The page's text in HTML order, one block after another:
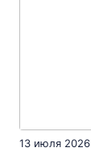
13 июля 2026